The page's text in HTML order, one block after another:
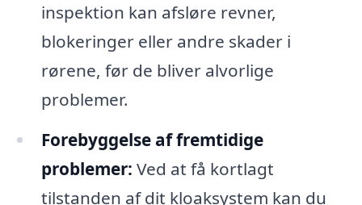
inspektion kan afsløre revner,
blokeringer eller andre skader i
rørene, før de bliver alvorlige
problemer.
Forebyggelse af fremtidige
problemer: Ved at få kortlagt
tilstanden af dit kloaksystem kan du